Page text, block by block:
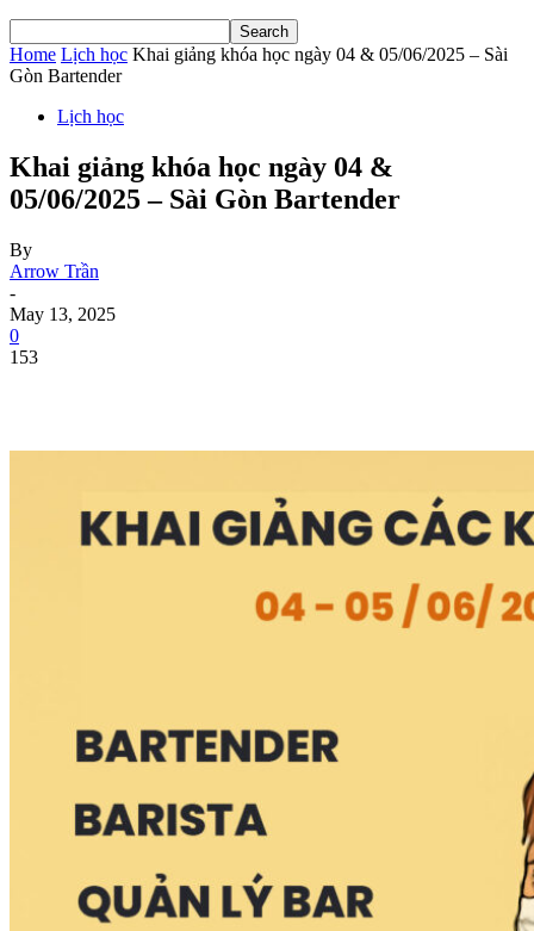
Home Lịch học Khai giảng khóa học ngày 04 & 05/06/2025 – Sài
Gòn Bartender
Lịch học
Khai giảng khóa học ngày 04 &
05/06/2025 – Sài Gòn Bartender
By
Arrow Trần
-
May 13, 2025
0
153